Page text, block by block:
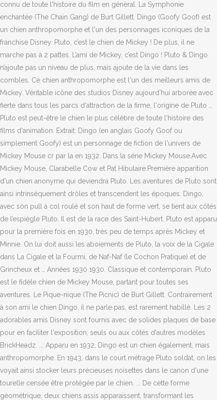
connu de toute l'histoire du film en général. La Symphonie
enchantée (The Chain Gang) de Burt Gillett. Dingo (Goofy Goof) est
un chien anthropomorphe et l'un des personnages iconiques de la
franchise Disney. Pluto, c’est le chien de Mickey ! De plus, il ne
marche pas à 2 pattes. L’ami de Mickey, c’est Dingo ! Pluto & Dingo
n’ajoute pas un niveau de plus, mais ajoute de la vie dans les
combles. Ce chien anthropomorphe est l'un des meilleurs amis de
Mickey. Véritable icône des studios Disney aujourd'hui arborée avec
fierté dans tous les parcs d'attraction de la firme, l'origine de Pluto …
Pluto est peut-être le chien le plus célèbre de toute l'histoire des
films d'animation. Extrait: Dingo (en anglais Goofy Goof ou
simplement Goofy) est un personnage de fiction de l'univers de
Mickey Mouse cr par la en 1932. Dans la série Mickey Mouse.Avec
Mickey Mouse, Clarabelle Cow et Pat Hibulaire.Première apparition
d'un chien anonyme qui deviendra Pluto. Les aventures de Pluto sont
ainsi intrinsèquement drôles et transcendent les époques. Dingo,
avec son pull à col roulé et son haut de forme vert, se tient aux côtés
de l’espiègle Pluto. Il est de la race des Saint-Hubert. Pluto est apparu
pour la première fois en 1930, très peu de temps après Mickey et
Minnie. On lui doit aussi les aboiements de Pluto, la voix de la Cigale
dans La Cigale et la Fourmi, de Naf-Naf (le Cochon Pratique) et de
Grincheux et … Années 1930 1930. Classique et contemporain. Pluto
est le fidèle chien de Mickey Mouse, partant pour toutes ses
aventures. Le Pique-nique (The Picnic) de Burt Gillett. Contrairement
à son ami le chien Dingo, il ne parle pas, est rarement habillé. Les 2
adorables amis Disney sont fournis avec de solides plaques de base
pour en faciliter l'exposition, seuls ou aux côtés d'autres modèles
BrickHeadz. ... Apparu en 1932, Dingo est un chien également, mais
anthropomorphe. En 1943, dans le court métrage Pluto soldat, on les
voyait ainsi stocker leurs précieuses noisettes dans le canon d'une
tourelle censée être protégée par le chien. ... De cette forme
géométrique, deux chiens assis apparaissent, transformant les